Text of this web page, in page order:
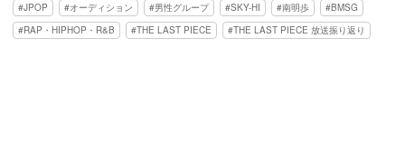
JPOP オーディション 男性グループ SKY-HI 南明歩
BMSG
RAP・HIPHOP・R&B
THE LAST PIECE THE LAST PIECE 放送振り返り